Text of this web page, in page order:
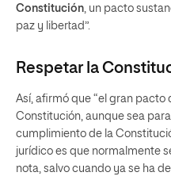
Constitución, un pacto
paz y libertad”.
Respetar la
Así, afirmó que “el gran pacto
Constitución, aunque sea
cumplimiento de la
jurídico es que normalmente
nota, salvo cuando ya se ha